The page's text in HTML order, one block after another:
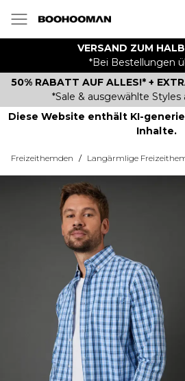
VERSAND ZUM
*Bei Bestellungen
50% RABATT AUF ALLES!* +
*Sale & ausgewählte
Diese Website enthält KI-
Inhalte.
Freizeithemden / Langärmlige